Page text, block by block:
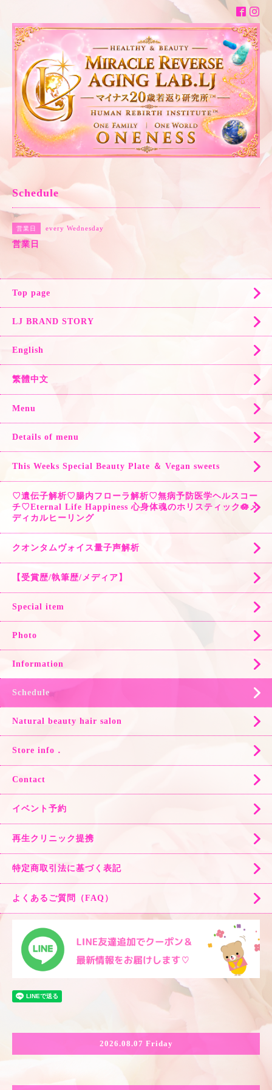
Schedule
営業日 every Wednesday
営業日
Top page
LJ BRAND STORY
English
繁體中文
Menu
Details of menu
This Weeks Special Beauty Plate ＆ Vegan sweets
♡遺伝子解析♡腸内フローラ解析♡無病予防医学ヘルスコー
チ♡Eternal Life Happiness 心身体魂のホリスティック🪷メ
ディカルヒーリング
クオンタムヴォイス量子声解析
【受賞歴/執筆歴/メディア】
Special item
Photo
Information
Schedule
Natural beauty hair salon
Store info．
Contact
イベント予約
再生クリニック提携
特定商取引法に基づく表記
よくあるご質問（FAQ）
2026.08.07 Friday